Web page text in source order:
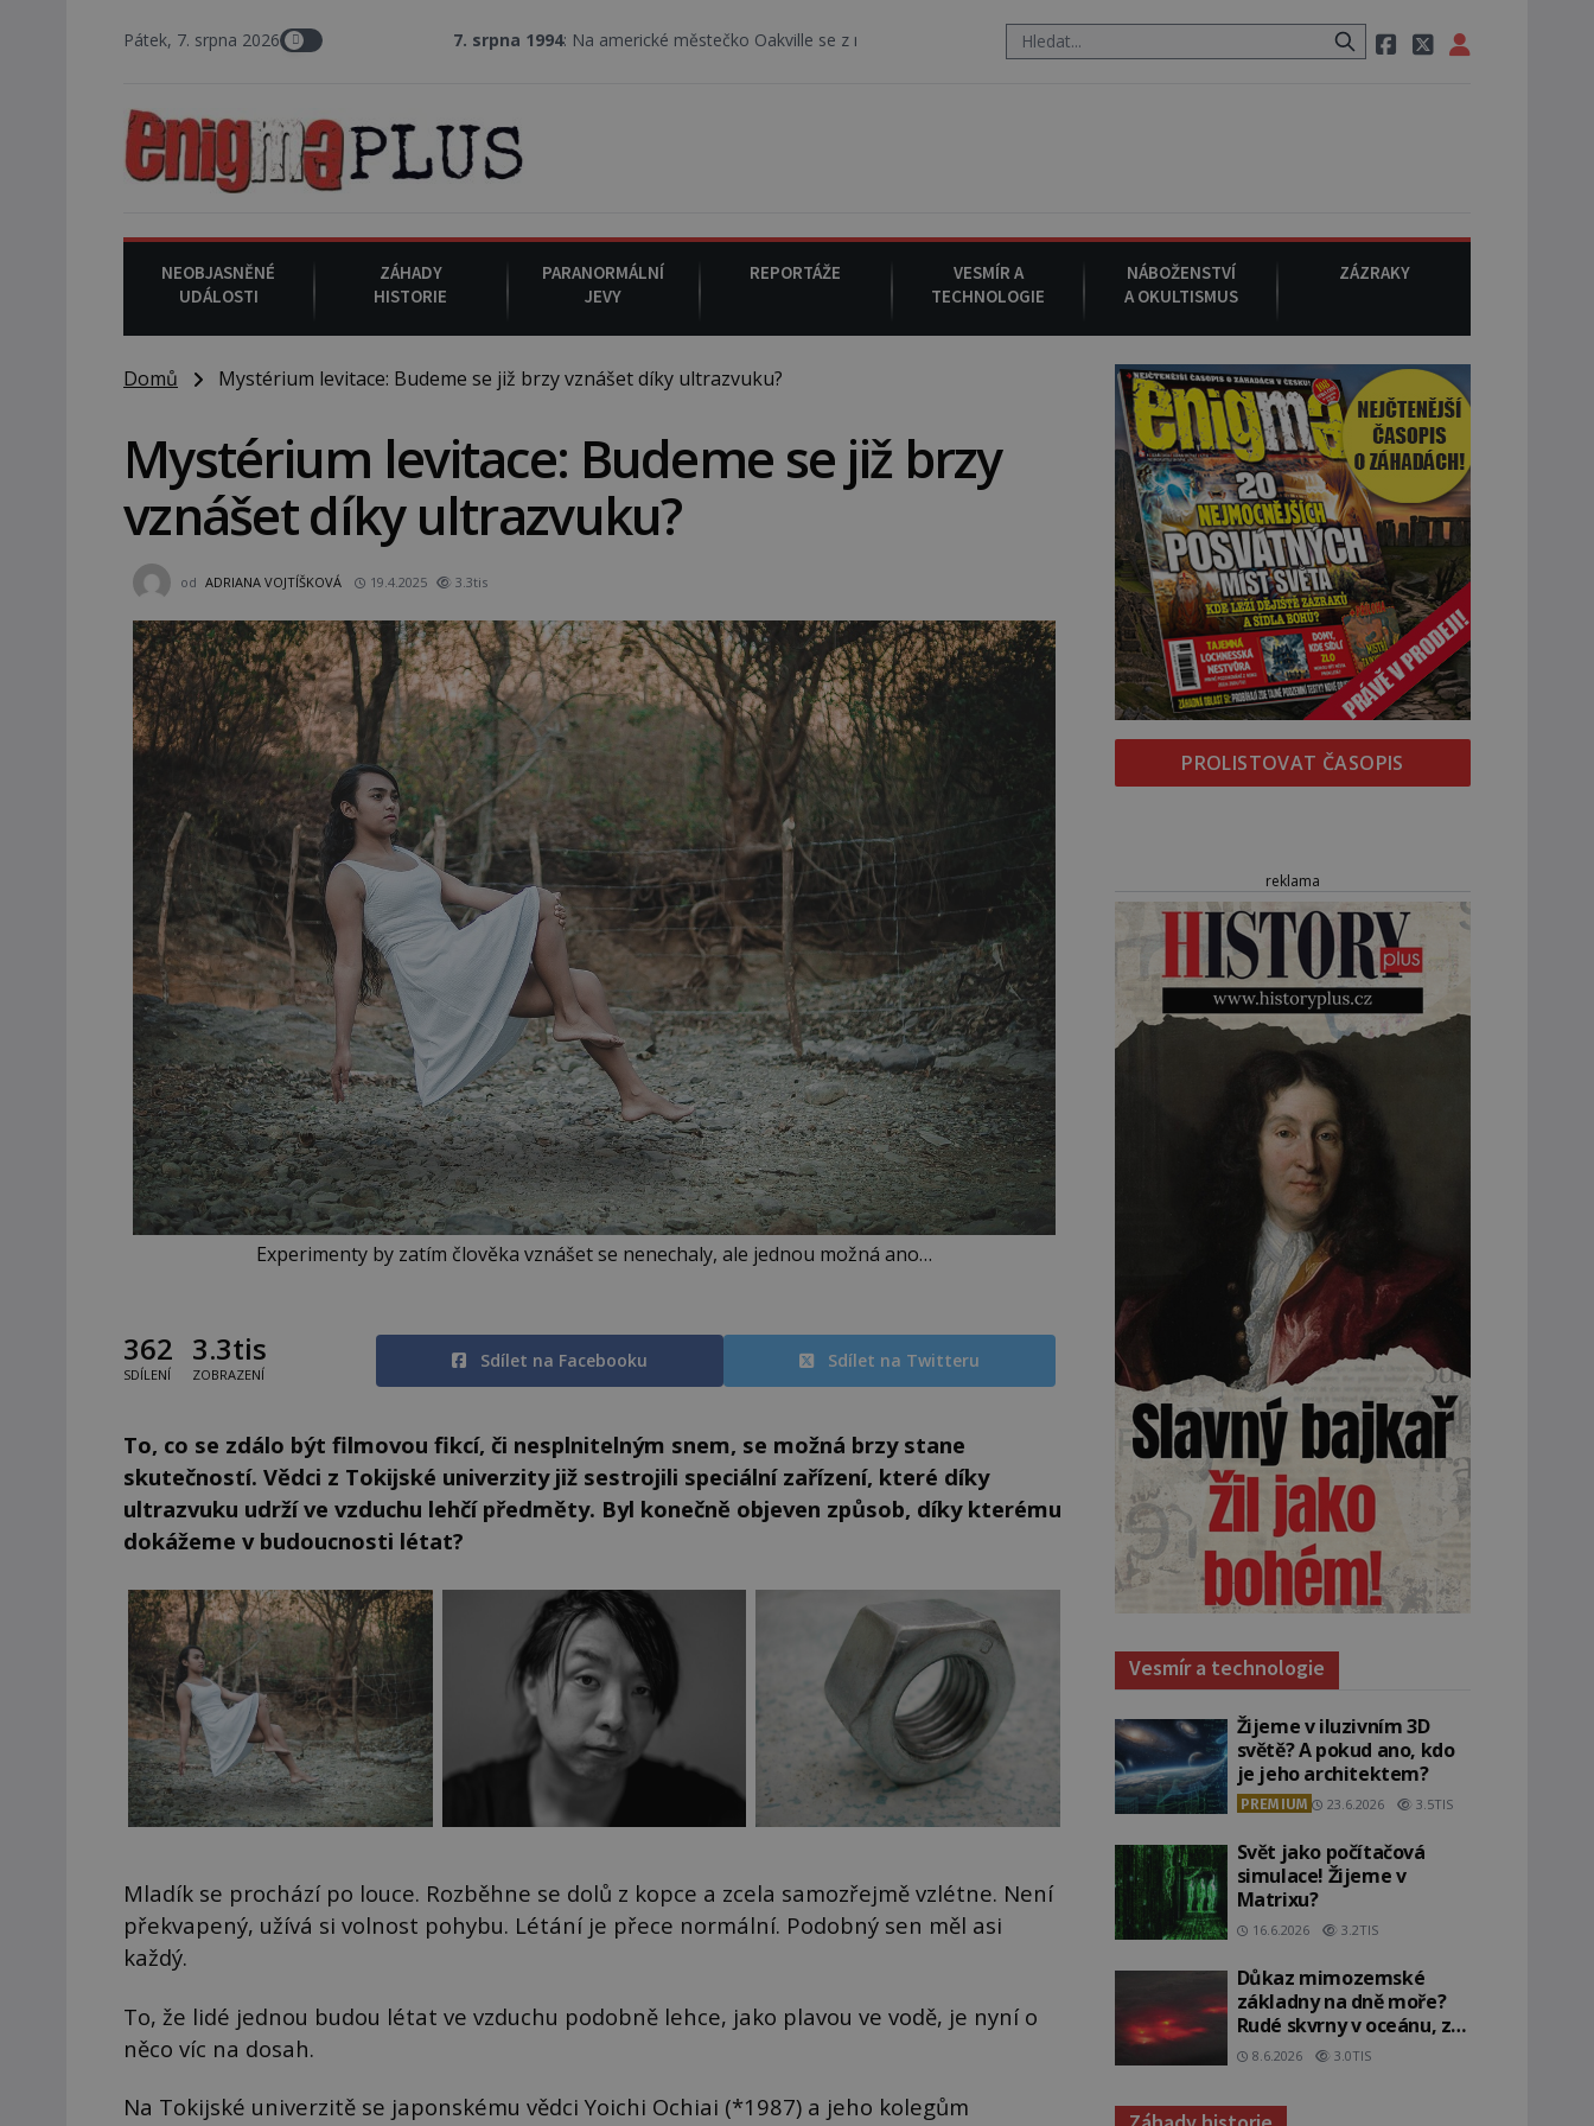
Pátek, 7. srpna 2026 7. srpna 1994: Na americké městečko Oakville se z nebe snáší podivná rosolovitá látka neznámého původu. 7. srpna 1994: Na americké městečko
NEOBJASNĚNÉ
UDÁLOSTI
ZÁHADY
HISTORIE
PARANORMÁLNÍ
JEVY
REPORTÁŽE
VESMÍR A
TECHNOLOGIE
NÁBOŽENSTVÍ
A OKULTISMUS
ZÁZRAKY
Domů Mystérium levitace: Budeme se již brzy vznášet díky ultrazvuku?
Mystérium levitace: Budeme se již brzy
vznášet díky ultrazvuku?
od ADRIANA VOJTÍŠKOVÁ 19.4.2025 3.3tis
Experimenty by zatím člověka vznášet se nenechaly, ale jednou možná ano…
362
SDÍLENÍ
3.3tis
ZOBRAZENÍ
Sdílet na Facebooku Sdílet na Twitteru
To, co se zdálo být filmovou fikcí, či nesplnitelným snem, se možná brzy stane
skutečností. Vědci z Tokijské univerzity již sestrojili speciální zařízení, které díky
ultrazvuku udrží ve vzduchu lehčí předměty. Byl konečně objeven způsob, díky kterému
dokážeme v budoucnosti létat?
Mladík se prochází po louce. Rozběhne se dolů z kopce a zcela samozřejmě vzlétne. Není
překvapený, užívá si volnost pohybu. Létání je přece normální. Podobný sen měl asi
každý.
To, že lidé jednou budou létat ve vzduchu podobně lehce, jako plavou ve vodě, je nyní o
něco víc na dosah.
Na Tokijské univerzitě se japonskému vědci Yoichi Ochiai (*1987) a jeho kolegům
PROLISTOVAT ČASOPIS
reklama
Vesmír a technologie
Žijeme v iluzivním 3D
světě? A pokud ano, kdo
je jeho architektem?
PREMIUM 23.6.2026 3.5TIS
Svět jako počítačová
simulace! Žijeme v
Matrixu?
16.6.2026 3.2TIS
Důkaz mimozemské
základny na dně moře?
Rudé skvrny v oceánu, ze
kterých srší blesky!
8.6.2026 3.0TIS